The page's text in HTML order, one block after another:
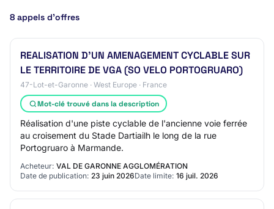
8 appels d’offres
REALISATION D'UN AMENAGEMENT CYCLABLE SUR
LE TERRITOIRE DE VGA (SO VELO PORTOGRUARO)
47-Lot-et-Garonne · West Europe · France
Mot-clé trouvé dans la description
Réalisation d'une piste cyclable de l'ancienne voie ferrée
au croisement du Stade Dartiailh le long de la rue
Portogruaro à Marmande.
Acheteur: VAL DE GARONNE AGGLOMÉRATION
Date de publication: 23 juin 2026Date limite: 16 juil. 2026